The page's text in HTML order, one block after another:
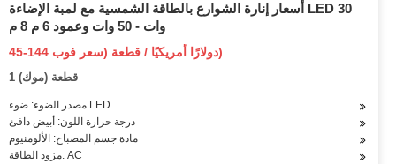
أسعار إنارة الشوارع بالطاقة الشمسية مع لمبة الإضاءة LED 30
وات - 50 وات وعمود 6 م 8 م
45-144 دولارًا أمريكيًا / قطعة (سعر فوب)
1 قطعة (موك)
مصدر الضوء: ضوء LED
درجة حرارة اللون: أبيض دافئ
مادة جسم المصباح: الألومنيوم
مزود الطاقة: AC